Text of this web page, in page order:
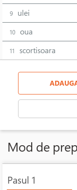
9 ulei
10 oua
11 scortisoara
Mod de
Pasul 1